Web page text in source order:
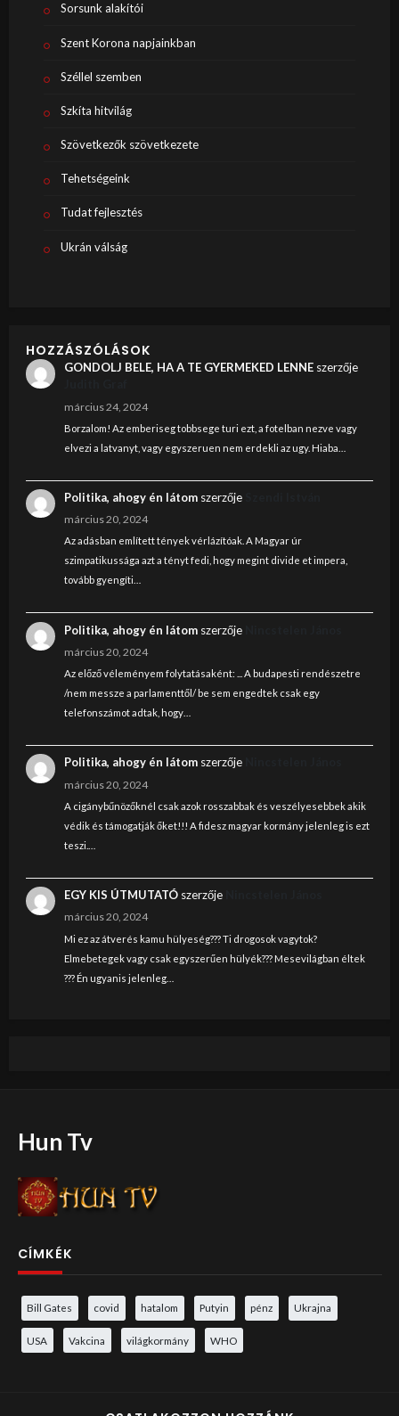
Sorsunk alakítói
Szent Korona napjainkban
Széllel szemben
Szkíta hitvilág
Szövetkezők szövetkezete
Tehetségeink
Tudat fejlesztés
Ukrán válság
HOZZÁSZÓLÁSOK
GONDOLJ BELE, HA A TE GYERMEKED LENNEszerzője
március 24, 2024
Borzalom! Az emberiseg tobbsege turi ezt, a fotelban nezve vagy
elvezi a latvanyt, vagy egyszeruen nem erdekli az ugy. Hiaba…
Politika, ahogy én látomszerzője
március 20, 2024
Az adásban említett tények vérlázítóak. A Magyar úr
szimpatikussága azt a tényt fedi, hogy megint divide et impera,
tovább gyengíti…
Politika, ahogy én látomszerzője
március 20, 2024
Az előző véleményem folytatásaként: ... A budapesti rendészetre
/nem messze a parlamenttől/ be sem engedtek csak egy
telefonszámot adtak, hogy…
Politika, ahogy én látomszerzője
március 20, 2024
A cigánybűnözőknél csak azok rosszabbak és veszélyesebbek akik
védik és támogatják őket!!! A fidesz magyar kormány jelenleg is ezt
teszi.…
EGY KIS ÚTMUTATÓszerzője
március 20, 2024
Mi ez az átverés kamu hülyeség??? Ti drogosok vagytok?
Elmebetegek vagy csak egyszerűen hülyék??? Mesevilágban éltek
??? Én ugyanis jelenleg…
Hun Tv
CÍMKÉK
Bill Gates covid hatalom Putyin pénz Ukrajna
USA Vakcina világkormány WHO